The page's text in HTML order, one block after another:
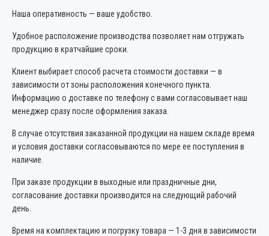
Наша оперативность — ваше удобство.
Удобное расположение производства позволяет нам отгружать
продукцию в кратчайшие сроки.
Клиент выбирает способ расчета стоимости доставки — в
зависимости от зоны расположения конечного пункта.
Информацию о доставке по телефону с вами согласовывает наш
менеджер сразу после оформления заказа.
В случае отсутствия заказанной продукции на нашем складе время
и условия доставки согласовываются по мере ее поступления в
наличие.
При заказе продукции в выходные или праздничные дни,
согласование доставки производится на следующий рабочий
день.
Время на комплектацию и погрузку товара — 1-3 дня в зависимости